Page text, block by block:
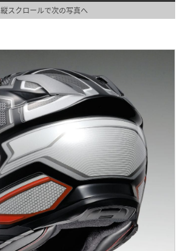
縦スクロールで次の写真へ